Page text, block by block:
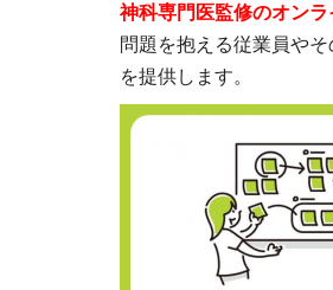
神科専門医監修のオン
問題を抱える従業員や
を提供します。